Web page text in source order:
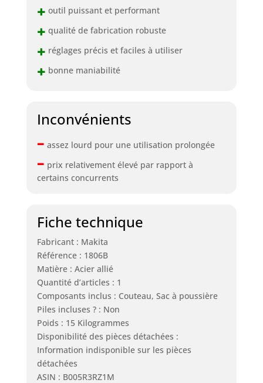
+ outil puissant et performant
+ qualité de fabrication robuste
+ réglages précis et faciles à utiliser
+ bonne maniabilité
Inconvénients
– assez lourd pour une utilisation prolongée
– prix relativement élevé par rapport à
certains concurrents
Fiche technique
Fabricant : Makita
Référence : 1806B
Matière : Acier allié
Quantité d’articles : 1
Composants inclus : Couteau, Sac à poussière
Piles incluses ? : Non
Poids : 15 Kilogrammes
Disponibilité des pièces détachées :
Information indisponible sur les pièces
détachées
ASIN : B005R3RZ1M